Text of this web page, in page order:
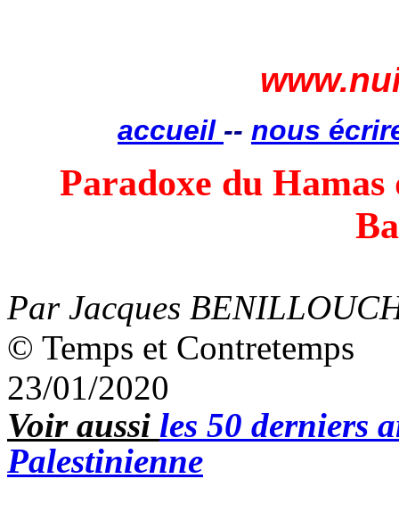
accueil -- nous
Paradoxe du
Par Jacques
© Temps et Contretemps
23/01/2020
Voir aussi les 50 derniers
Palestinienne